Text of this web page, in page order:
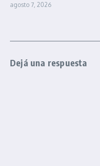
agosto 7, 2026
Dejá una respuesta